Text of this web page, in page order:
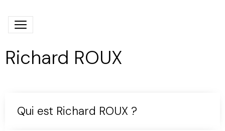
Richard ROUX
Qui est Richard ROUX ?